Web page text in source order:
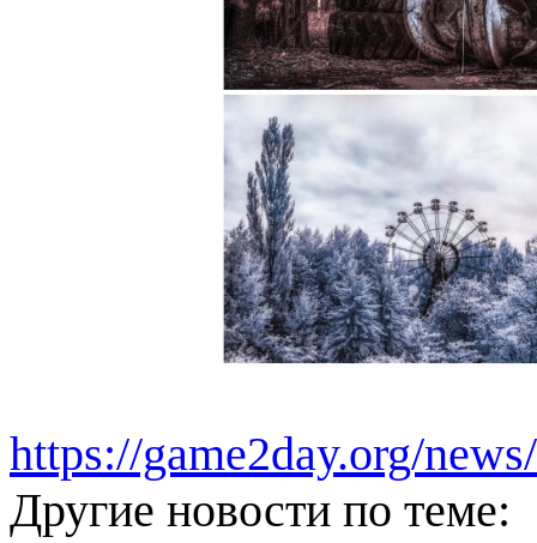
https://game2day.org/
Другие новости по теме: